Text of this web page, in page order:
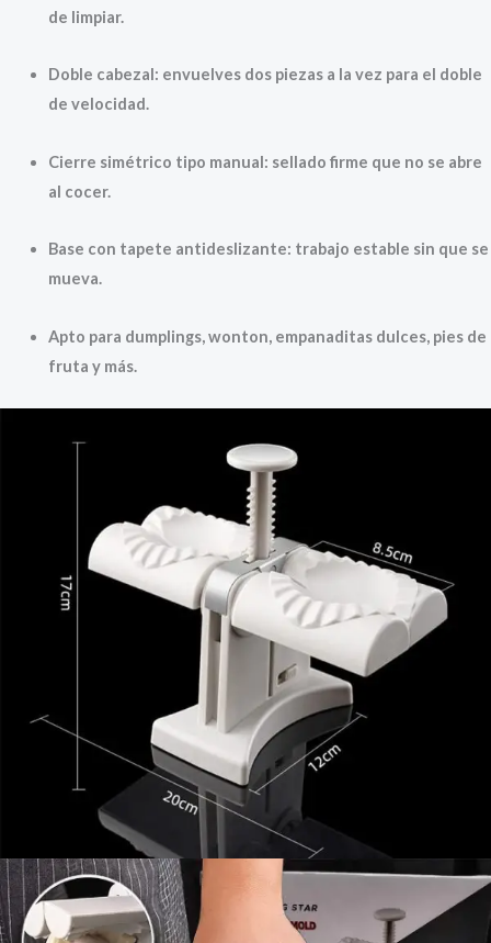
de limpiar.
Doble cabezal: envuelves dos piezas a la vez para el doble
de velocidad.
Cierre simétrico tipo manual: sellado firme que no se abre
al cocer.
Base con tapete antideslizante: trabajo estable sin que se
mueva.
Apto para dumplings, wonton, empanaditas dulces, pies de
fruta y más.